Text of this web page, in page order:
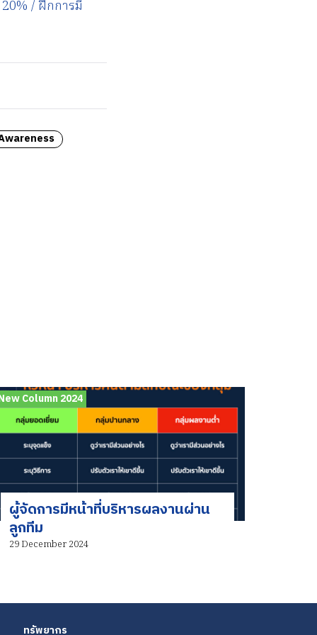
/ ฝึกการมี
Column 2024
ผู้จัดการมีหน้าที่บริหารผลงานผ่าน
ลูกทีม
29 December 2024
ทรัพยากร